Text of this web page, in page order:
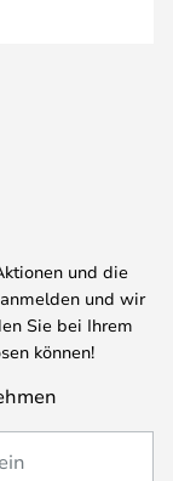
und die
und wir
Sie bei Ihrem
können!